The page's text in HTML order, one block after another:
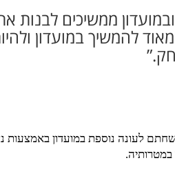
ממשיכים לבנות
להמשיך במועדון
נוספת במועדון באמצעות